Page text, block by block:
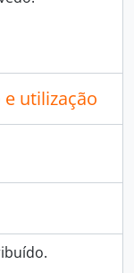
utilização